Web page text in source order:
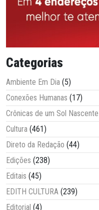
Categorias
Ambiente Em Dia (5)
Conexões Humanas (17)
Crônicas de um Sol Nascente
Cultura (461)
Direto da Redação (44)
Edições (238)
Editais (45)
EDITH CULTURA (239)
Editorial (4)